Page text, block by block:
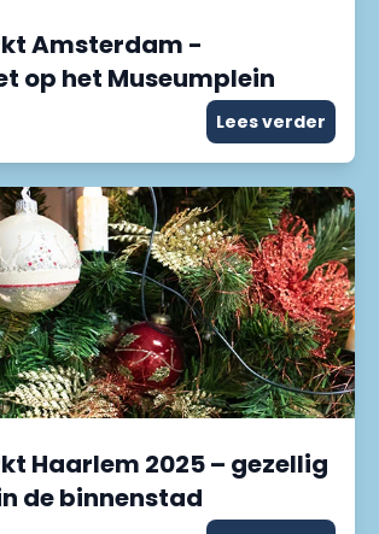
Amsterdam -
op het Museumplein
Lees verder
Haarlem 2025 – gezellig
de binnenstad